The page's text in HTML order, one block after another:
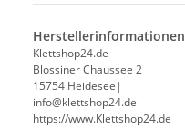
Klettshop24.de
Blossiner Chaussee 2
15754 Heidesee|
info@klettshop24.de
https://www.Klettshop24.de